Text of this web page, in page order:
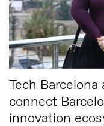
Tech
connect
innovation